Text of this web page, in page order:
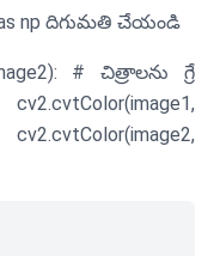
np దిగుమతి చేయండి
# చిత్రాలను గ్రే
cv2.cvtColor(image2,